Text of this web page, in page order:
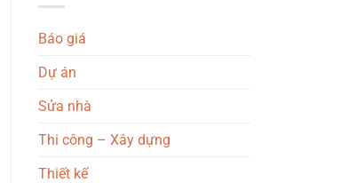
Báo giá
Dự án
Sửa nhà
Thi công – Xây dựng
Thiết kế